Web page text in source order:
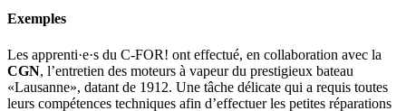
Exemples
Les apprenti·e·s du C-FOR! ont effectué, en collaboration avec la
CGN, l’entretien des moteurs à vapeur du prestigieux bateau
«Lausanne», datant de 1912. Une tâche délicate qui a requis toutes
leurs compétences techniques afin d’effectuer les petites réparations